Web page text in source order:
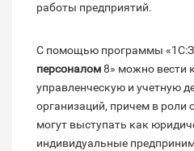
работы предприятий.
С помощью программы
персоналом8» можно вести
управленческую и учетную
организаций, причем в роли
могут выступать как
индивидуальные